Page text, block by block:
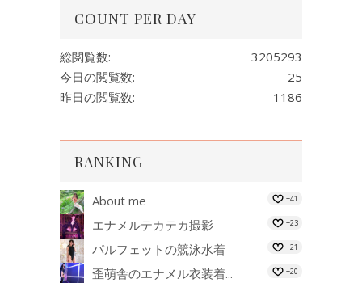
COUNT PER DAY
3205293
総閲覧数:
25
今日の閲覧数:
1186
昨日の閲覧数:
RANKING
About me +41
エナメルテカテカ撮影 +23
パルフェットの競泳水着 +21
歪萌舎のエナメル衣装着... +20